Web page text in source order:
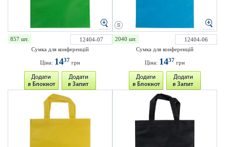
857 шт.
12404-07
Сумка для конференцій
Ціна: 1437 грн
2040 шт.
12404-06
Сумка для конференцій
Ціна: 1437 грн